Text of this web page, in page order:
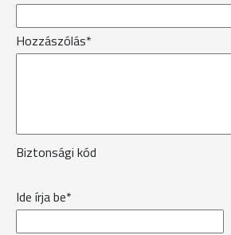
Hozzászólás*
Biztonsági kód
Ide írja be*